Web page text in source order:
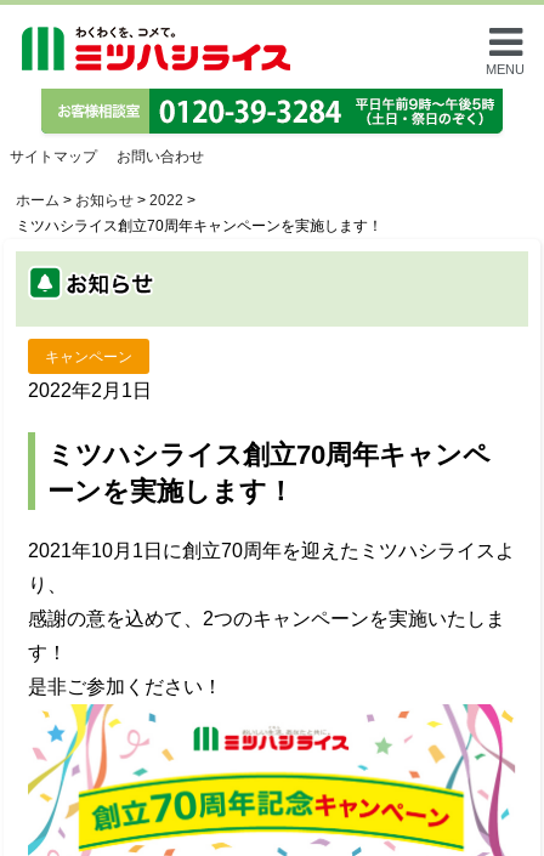
MENU
サイトマップ お問い合わせ
ホーム > お知らせ > 2022 >
ミツハシライス創立70周年キャンペーンを実施します！
キャンペーン
2022年2月1日
ミツハシライス創立70周年キャンペ
ーンを実施します！
2021年10月1日に創立70周年を迎えたミツハシライスよ
り、
感謝の意を込めて、2つのキャンペーンを実施いたしま
す！
是非ご参加ください！